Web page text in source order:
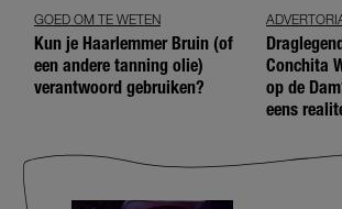
GOED OM TE WETEN
Kun je Haarlemmer Bruin (of
een andere tanning olie)
verantwoord gebruiken?
Conchita
op de
eens